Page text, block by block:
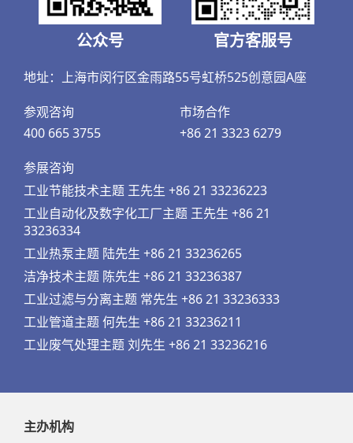
公众号 官方客服号
地址：上海市闵行区金雨路55号虹桥525创意园A座
参观咨询
400 665 3755
市场合作
+86 21 3323 6279
参展咨询
工业节能技术主题 王先生 +86 21 33236223
工业自动化及数字化工厂主题 王先生 +86 21
33236334
工业热泵主题 陆先生 +86 21 33236265
洁净技术主题 陈先生 +86 21 33236387
工业过滤与分离主题 常先生 +86 21 33236333
工业管道主题 何先生 +86 21 33236211
工业废气处理主题 刘先生 +86 21 33236216
主办机构